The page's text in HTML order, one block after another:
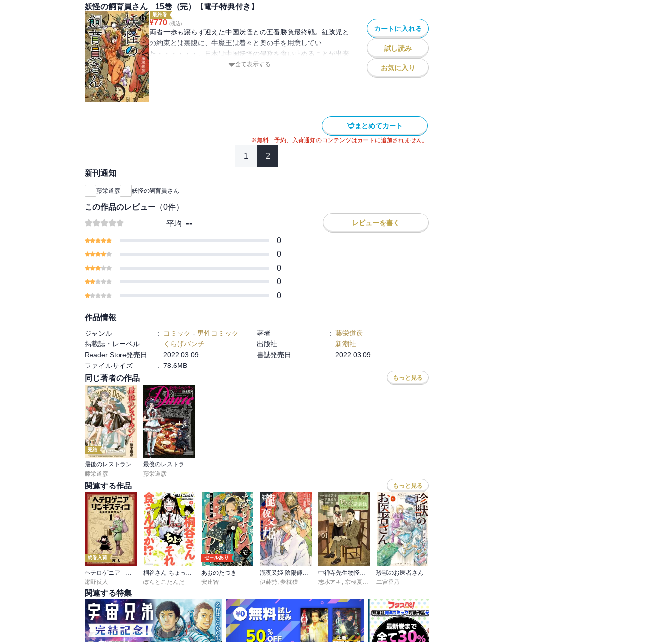
妖怪の飼育員さん 15巻（完）【電子特典付き】
最終巻
¥770 (税込)
両者一歩も譲らず迎えた中国妖怪との五番勝負最終戦。紅孩児と
の約束とは裏腹に、牛魔王は着々と奥の手を用意してい
た・・・・・・。日本は中国妖怪の侵攻を食い止めることが出来
るのか・・・・・・注目の最終巻！ 【電子版特典】巻末には電
全て表示する
カートに入れる
試し読み
お気に入り
まとめてカート
※無料、予約、入荷通知のコンテンツはカートに追加されません。
1 2
新刊通知
藤栄道彦 妖怪の飼育員さん
この作品のレビュー （0件）
平均 -- レビューを書く
0
0
0
0
0
作品情報
ジャンル : コミック - 男性コミック 著者 : 藤栄道彦
掲載誌・レーベル
: くらげバンチ 出版社 :
新潮社
Reader Store発売日
: 2022.03.09 書誌発売日 :
2022.03.09
ファイルサイズ
: 78.6MB
同じ著者の作品 もっと見る
完結
最後のレストラン
藤栄道彦
最後のレストラン Dante
藤栄道彦
関連する作品 もっと見る
続巻入荷
瀬野反人
ぽんとごたんだ
セールあり
あおのたつき
安達智
瀧夜叉姫 陰陽師絵草子
伊藤勢, 夢枕獏
中禅寺先生物怪講義録 先生が謎を解いてしまうから。
志水アキ 京極夏彦 田村半蔵
珍獣のお医者さん
二宮香乃
関連する特集